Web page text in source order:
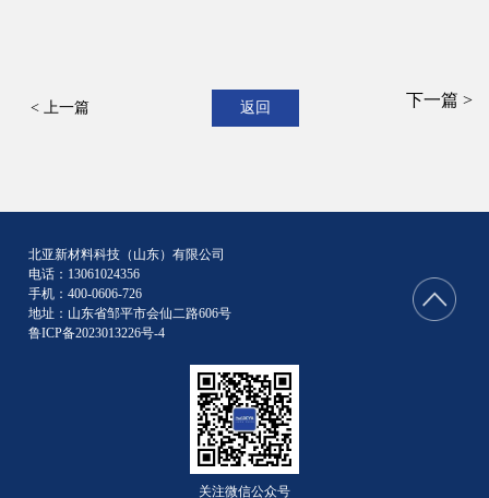
< 上一篇 返回 下一篇 >
北亚新材料科技（山东）有限公司
电话：13061024356
手机：400-0606-726
地址：山东省邹平市会仙二路606号
鲁ICP备2023013226号-4
关注微信公众号